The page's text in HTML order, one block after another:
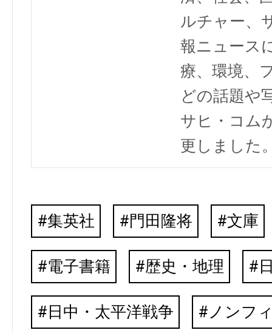
ルチャー、
報ニュース
療、環境、
どの話題や
サヒ・コム
更しました
集英社 門田隆将 文庫
電子書籍 歴史・地理
日中・太平洋戦争 ノンフ